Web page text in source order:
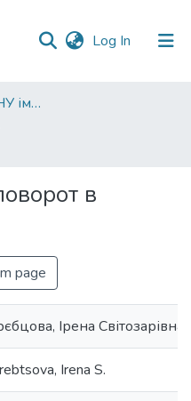
Log In (current)
Наукові видання ОНУ імені І. І. Мечникова
в
page
Ірена Світозарівна
Irena S.